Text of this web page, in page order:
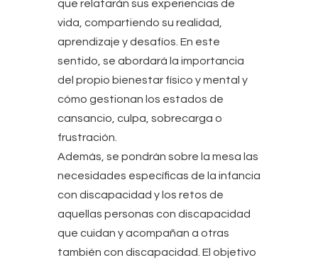
que relatarán sus experiencias de
vida, compartiendo su realidad,
aprendizaje y desafíos. En este
sentido, se abordará la importancia
del propio bienestar físico y mental y
cómo gestionan los estados de
cansancio, culpa, sobrecarga o
frustración.
Además, se pondrán sobre la mesa las
necesidades específicas de la infancia
con discapacidad y los retos de
aquellas personas con discapacidad
que cuidan y acompañan a otras
también con discapacidad. El objetivo